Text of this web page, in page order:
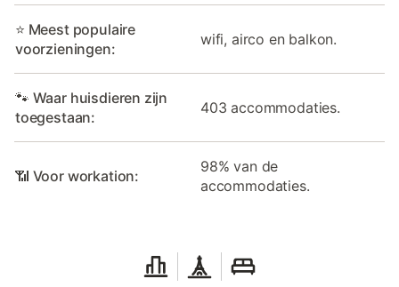
⭐ Meest populaire
voorzieningen:
wifi, airco en balkon.
🐾 Waar huisdieren zijn
toegestaan:
403 accommodaties.
📶 Voor workation:
98% van de
accommodaties.